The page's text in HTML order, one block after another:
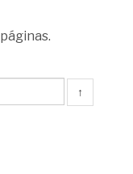
páginas.
↑